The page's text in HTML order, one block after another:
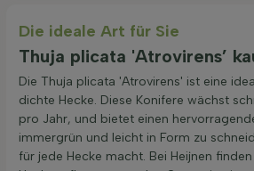
Die ideale Art für Sie
Thuja plicata 'Atrovirens’
Die Thuja plicata 'Atrovirens' ist eine
dichte Hecke. Diese Konifere wächst
pro Jahr, und bietet einen
immergrün und leicht in Form zu
für jede Hecke macht. Bei Heijnen